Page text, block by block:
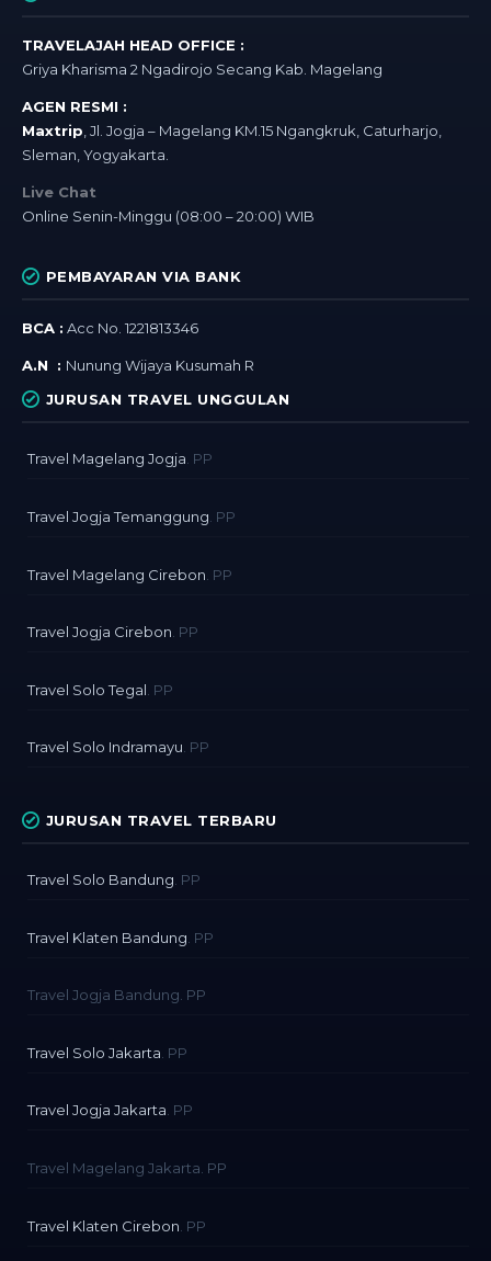
TRAVELAJAH HEAD OFFICE :
Griya Kharisma 2 Ngadirojo Secang Kab. Magelang
AGEN RESMI :
Maxtrip, Jl. Jogja – Magelang KM.15 Ngangkruk, Caturharjo,
Sleman, Yogyakarta.
Live Chat
Online Senin-Minggu (08:00 – 20:00) WIB
PEMBAYARAN VIA BANK
BCA : Acc No. 1221813346
A.N : Nunung Wijaya Kusumah R
JURUSAN TRAVEL UNGGULAN
Travel Magelang Jogja. PP
Travel Jogja Temanggung . PP
Travel Magelang Cirebon . PP
Travel Jogja Cirebon . PP
Travel Solo Tegal . PP
Travel Solo Indramayu. PP
JURUSAN TRAVEL TERBARU
Travel Solo Bandung . PP
Travel Klaten Bandung . PP
Travel Jogja Bandung. PP
Travel Solo Jakarta . PP
Travel Jogja Jakarta. PP
Travel Magelang Jakarta. PP
Travel Klaten Cirebon . PP